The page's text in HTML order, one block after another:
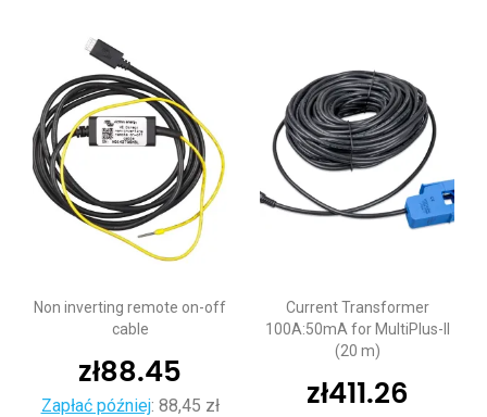
Non inverting remote on-off
cable
zł88.45
Zapłać później: 88,45 zł
Current Transformer
100A:50mA for MultiPlus-II
(20 m)
zł411.26